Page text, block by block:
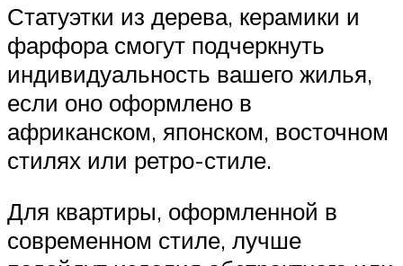
Статуэтки из дерева, керамики и
фарфора смогут подчеркнуть
индивидуальность вашего жилья,
если оно оформлено в
африканском, японском, восточном
стилях или ретро-стиле.
Для квартиры, оформленной в
современном стиле, лучше